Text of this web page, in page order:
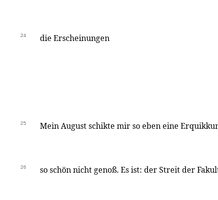
24 die Erscheinungen
25 Mein August schikte mir so eben eine
26 so schön nicht genoß. Es ist: der Streit der